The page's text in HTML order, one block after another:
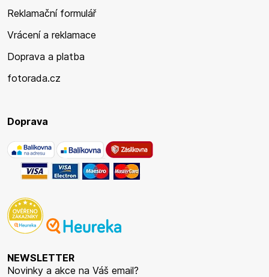
Reklamační formulář
Vrácení a reklamace
Doprava a platba
fotorada.cz
Doprava
NEWSLETTER
Novinky a akce na Váš email?